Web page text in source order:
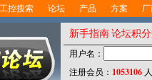
工控搜索 论坛 产品 方案
新手指南论坛积
用户名：
注册会员： 1053106